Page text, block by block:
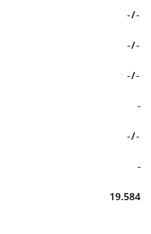
-/-
-/-
-/-
-
-/-
-
19.584